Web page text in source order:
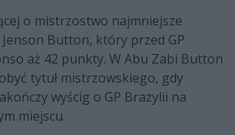
o mistrzostwo najmniejsze
Jenson Button, który przed GP
aż 42 punkty. W Abu Zabi Button
tytuł mistrzowskiego, gdy
wyścig o GP Brazylii na
miejscu.